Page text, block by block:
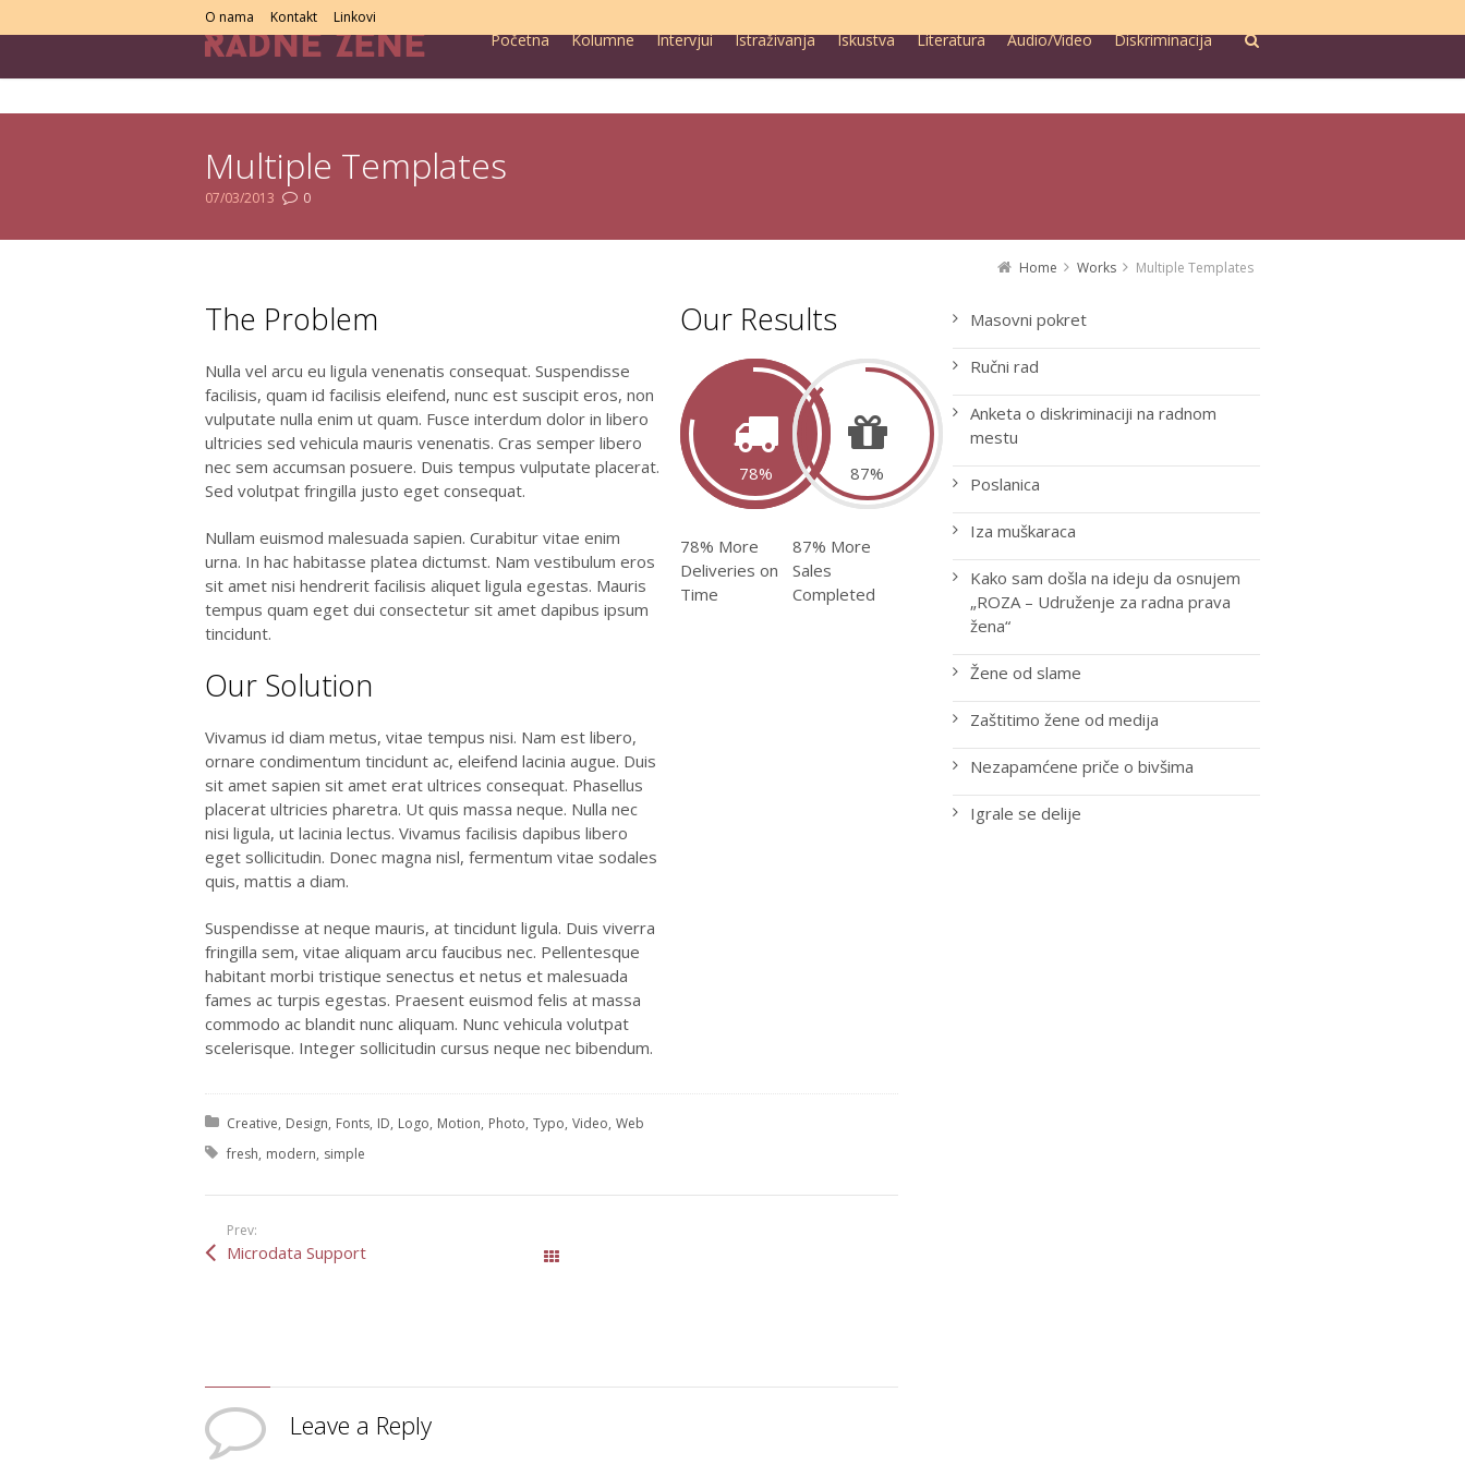
O nama Kontakt Linkovi
Početna Kolumne Intervjui Istraživanja Iskustva Literatura Audio/Video Diskriminacija
Multiple Templates
07/03/2013 0
Home Works Multiple Templates
The Problem
Nulla vel arcu eu ligula venenatis consequat. Suspendisse
facilisis, quam id facilisis eleifend, nunc est suscipit eros, non
vulputate nulla enim ut quam. Fusce interdum dolor in libero
ultricies sed vehicula mauris venenatis. Cras semper libero
nec sem accumsan posuere. Duis tempus vulputate placerat.
Sed volutpat fringilla justo eget consequat.
Nullam euismod malesuada sapien. Curabitur vitae enim
urna. In hac habitasse platea dictumst. Nam vestibulum eros
sit amet nisi hendrerit facilisis aliquet ligula egestas. Mauris
tempus quam eget dui consectetur sit amet dapibus ipsum
tincidunt.
Our Solution
Vivamus id diam metus, vitae tempus nisi. Nam est libero,
ornare condimentum tincidunt ac, eleifend lacinia augue. Duis
sit amet sapien sit amet erat ultrices consequat. Phasellus
placerat ultricies pharetra. Ut quis massa neque. Nulla nec
nisi ligula, ut lacinia lectus. Vivamus facilisis dapibus libero
eget sollicitudin. Donec magna nisl, fermentum vitae sodales
quis, mattis a diam.
Suspendisse at neque mauris, at tincidunt ligula. Duis viverra
fringilla sem, vitae aliquam arcu faucibus nec. Pellentesque
habitant morbi tristique senectus et netus et malesuada
fames ac turpis egestas. Praesent euismod felis at massa
commodo ac blandit nunc aliquam. Nunc vehicula volutpat
scelerisque. Integer sollicitudin cursus neque nec bibendum.
Our Results
78
78% More
Deliveries on
Time
87
87% More
Sales
Completed
Posted in:
Creative Design Fonts ID Logo Motion Photo Typo Video Web
Tagged with:
fresh modern simple
Prev:
Microdata Support
Leave a Reply
Masovni pokret
Ručni rad
Anketa o diskriminaciji na radnom
mestu
Poslanica
Iza muškaraca
Kako sam došla na ideju da osnujem
„ROZA – Udruženje za radna prava
žena“
Žene od slame
Zaštitimo žene od medija
Nezapamćene priče o bivšima
Igrale se delije